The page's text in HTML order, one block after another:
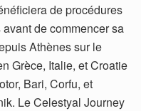
de procédures
de commencer sa
Athènes sur le
Grèce, Italie, et Croatie
Bari, Corfu, et
Le Celestyal Journey